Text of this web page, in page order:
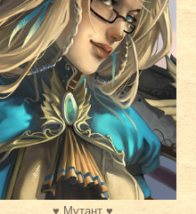
♥ Мутант ♥